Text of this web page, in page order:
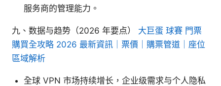
服务商的管理能力。
九、数据与趋势（2026 年要点） 大巨蛋 球賽 門票
購買全攻略 2026 最新資訊｜票價｜購票管道｜座位
區域解析
全球 VPN 市场持续增长，企业级需求与个人隐私